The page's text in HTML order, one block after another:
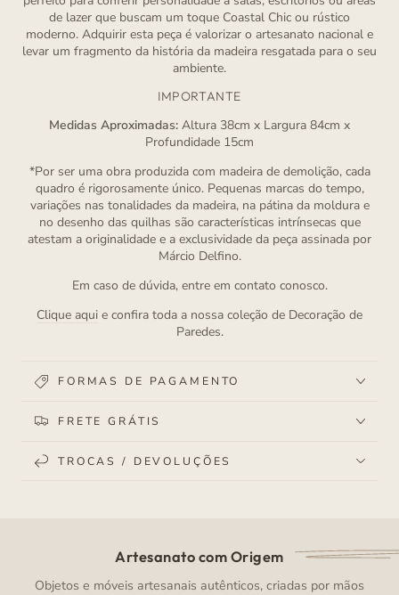
de lazer que buscam um toque Coastal Chic ou rústico
moderno. Adquirir esta peça é valorizar o artesanato nacional e
levar um fragmento da história da madeira resgatada para o seu
ambiente.
IMPORTANTE
Medidas Aproximadas: Altura 38cm x Largura 84cm x
Profundidade 15cm
*Por ser uma obra produzida com madeira de demolição, cada
quadro é rigorosamente único. Pequenas marcas do tempo,
variações nas tonalidades da madeira, na pátina da moldura e
no desenho das quilhas são características intrínsecas que
atestam a originalidade e a exclusividade da peça assinada por
Márcio Delfino.
Em caso de dúvida, entre em contato conosco.
Clique aqui e confira toda a nossa coleção de Decoração de
Paredes.
FORMAS DE PAGAMENTO
FRETE GRÁTIS
TROCAS / DEVOLUÇÕES
Artesanato com Origem
Objetos e móveis artesanais autênticos, criadas por mãos